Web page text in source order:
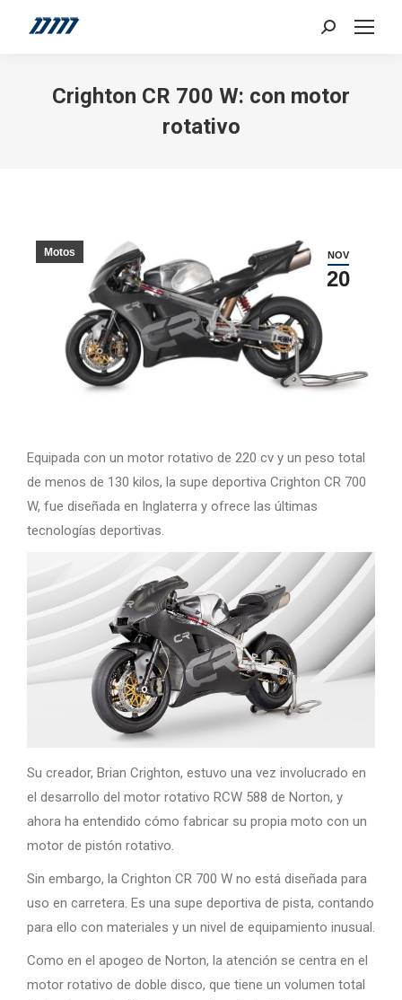
Search:
Crighton CR 700 W: con motor
rotativo
NOV
20
Motos
Equipada con un motor rotativo de 220 cv y ​​un peso total
de menos de 130 kilos, la supe deportiva Crighton CR 700
W, fue diseñada en Inglaterra y ofrece las últimas
tecnologías deportivas.
Su creador, Brian Crighton, estuvo una vez involucrado en
el desarrollo del motor rotativo RCW 588 de Norton, y
ahora ha entendido cómo fabricar su propia moto con un
motor de pistón rotativo.
Sin embargo, la Crighton CR 700 W no está diseñada para
uso en carretera. Es una supe deportiva de pista, contando
para ello con materiales y un nivel de equipamiento inusual.
Como en el apogeo de Norton, la atención se centra en el
motor rotativo de doble disco, que tiene un volumen total